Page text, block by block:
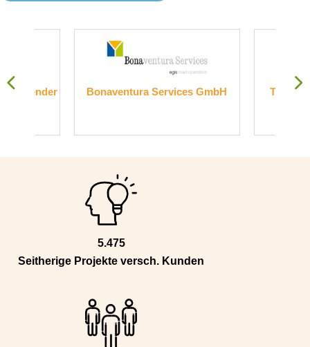
Bonaventura Services GmbH
5.475
Seitherige Projekte versch. Kunden